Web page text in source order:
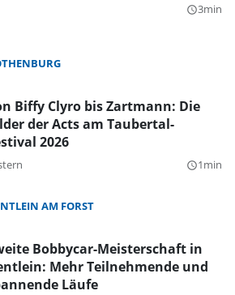
query_builder3min
Biffy Clyro bis Zartmann: Die
der Acts am Taubertal-
2026
query_builder1min
AM FORST
Bobbycar-Meisterschaft in
Mehr Teilnehmende und
Läufe